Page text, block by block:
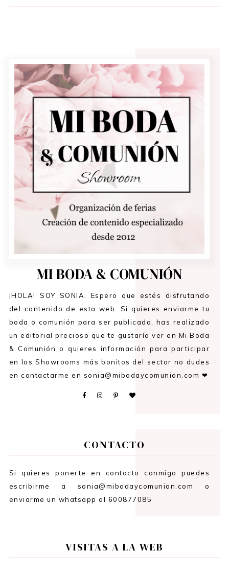
MI BODA & COMUNIÓN
¡HOLA! SOY SONIA. Espero que estés disfrutando
del contenido de esta web. Si quieres enviarme tu
boda o comunión para ser publicada, has realizado
un editorial precioso que te gustaría ver en Mi Boda
& Comunión o quieres información para participar
en los Showrooms más bonitos del sector no dudes
en contactarme en sonia@mibodaycomunion.com ❤
CONTACTO
Si quieres ponerte en contacto conmigo puedes
escribirme a sonia@mibodaycomunion.com o
enviarme un whatsapp al 600877085
VISITAS A LA WEB